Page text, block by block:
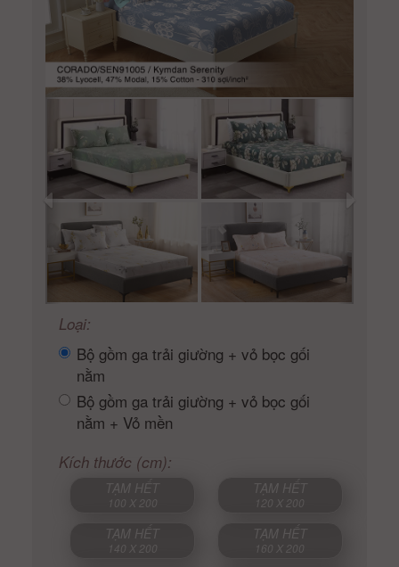
Loại:
Bộ gồm ga trải giường + vỏ bọc gối
nằm
Bộ gồm ga trải giường + vỏ bọc gối
nằm + Vỏ mền
Kích thước (cm):
TẠM HẾT
100 X 200
TẠM HẾT
120 X 200
TẠM HẾT
140 X 200
TẠM HẾT
160 X 200